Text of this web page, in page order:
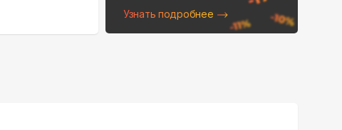
В Telegram
Узнать подробнее